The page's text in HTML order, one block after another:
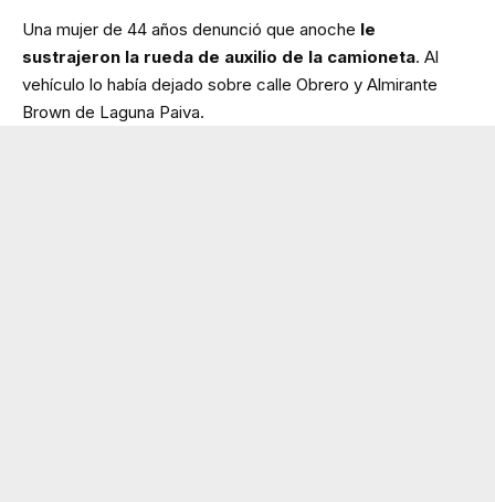
Una mujer de 44 años denunció que anoche le
sustrajeron la rueda de auxilio de la camioneta. Al
vehículo lo había dejado sobre calle Obrero y Almirante
Brown de Laguna Paiva.